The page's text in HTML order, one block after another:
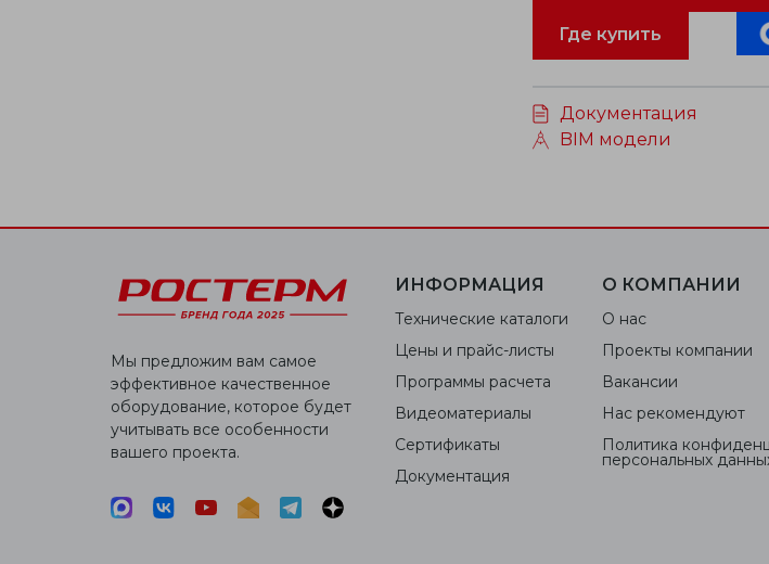
Где купить
Документация
BIM модели
Мы предложим вам самое
эффективное качественное
оборудование, которое будет
учитывать все особенности
вашего проекта.
ИНФОРМАЦИЯ
Технические каталоги
Цены и прайс-листы
Программы расчета
Видеоматериалы
Сертификаты
Документация
О КОМПАНИИ
О нас
Проекты компании
Вакансии
Нас рекомендуют
Политика
персональных